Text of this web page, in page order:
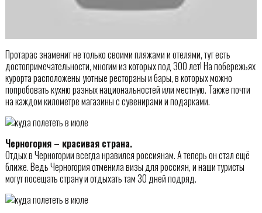
Протарас знаменит не только своими пляжами и отелями, тут есть
достопримечательности, многим из которых под 300 лет! На побережьях
курорта расположены уютные рестораны и бары, в которых можно
попробовать кухню разных национальностей или местную. Также почти
на каждом километре магазины с сувенирами и подарками.
Черногория – красивая страна.
Отдых в Черногории всегда нравился россиянам. А теперь он стал ещё
ближе. Ведь Черногория отменила визы для россиян, и наши туристы
могут посещать страну и отдыхать там 30 дней подряд.